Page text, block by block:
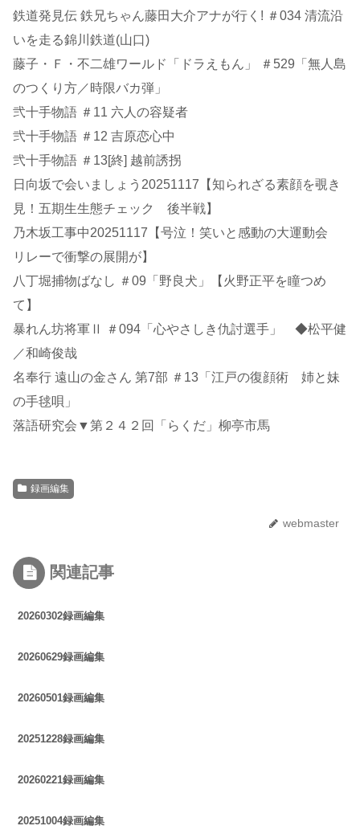
鉄道発見伝 鉄兄ちゃん藤田大介アナが行く! ＃034 清流沿
いを走る錦川鉄道(山口)
藤子・Ｆ・不二雄ワールド「ドラえもん」 ＃529「無人島
のつくり方／時限バカ弾」
弐十手物語 ＃11 六人の容疑者
弐十手物語 ＃12 吉原恋心中
弐十手物語 ＃13[終] 越前誘拐
日向坂で会いましょう20251117【知られざる素顔を覗き
見！五期生生態チェック 後半戦】
乃木坂工事中20251117【号泣！笑いと感動の大運動会
リレーで衝撃の展開が】
八丁堀捕物ばなし ＃09「野良犬」【火野正平を瞳つめ
て】
暴れん坊将軍Ⅱ ＃094「心やさしき仇討選手」 ◆松平健
／和崎俊哉
名奉行 遠山の金さん 第7部 ＃13「江戸の復顔術 姉と妹
の手毬唄」
落語研究会▼第２４２回「らくだ」柳亭市馬
録画編集
webmaster
関連記事
20260302録画編集
20260629録画編集
20260501録画編集
20251228録画編集
20260221録画編集
20251004録画編集